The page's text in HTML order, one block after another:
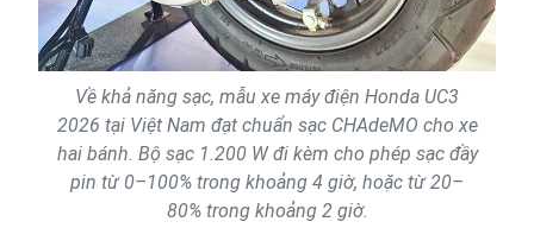
Về khả năng sạc, mẫu xe máy điện Honda UC3
2026 tại Việt Nam đạt chuẩn sạc CHAdeMO cho xe
hai bánh. Bộ sạc 1.200 W đi kèm cho phép sạc đầy
pin từ 0–100% trong khoảng 4 giờ, hoặc từ 20–
80% trong khoảng 2 giờ.